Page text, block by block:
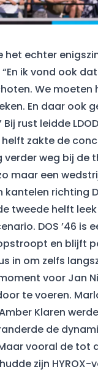
het echter
ik vond ook
We moeten
En daar ook
rust leidde
helft zakte de
weg bij de
maar een
richting
tweede helft
DOS ’46 is
en blijft
in om zelfs
voor Jan
te voeren.
Klaren
de
vooral de tot
zijn